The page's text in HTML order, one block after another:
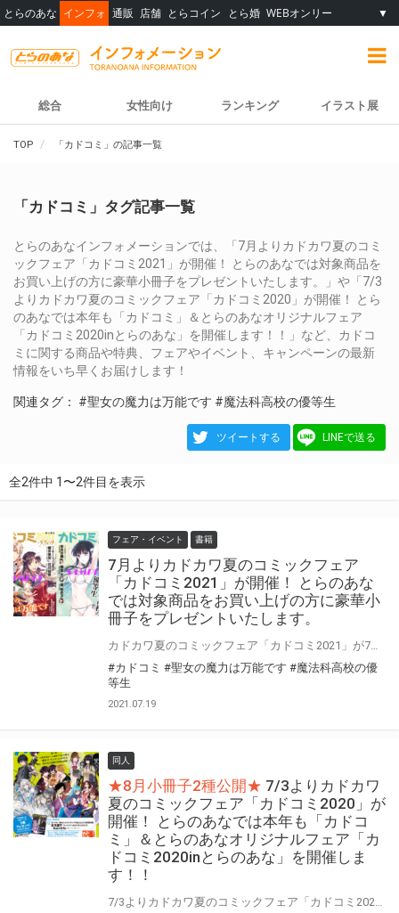
とらのあな インフォ 通販 店舗 とらコイン とら婚 WEBオンリー ▼
総合 女性向け ランキング イラスト展
TOP 「カドコミ」の記事一覧
「カドコミ」タグ記事一覧
とらのあなインフォメーションでは、「7月よりカドカワ夏のコミ
ックフェア「カドコミ2021」が開催！ とらのあなでは対象商品を
お買い上げの方に豪華小冊子をプレゼントいたします。」や「7/3
よりカドカワ夏のコミックフェア「カドコミ2020」が開催！ とら
のあなでは本年も「カドコミ」＆とらのあなオリジナルフェア
「カドコミ2020inとらのあな」を開催します！！」など、カドコ
ミに関する商品や特典、フェアやイベント、キャンペーンの最新
情報をいち早くお届けします！
関連タグ： #聖女の魔力は万能です #魔法科高校の優等生
ツイートする LINEで送る
全2件中 1〜2件目を表示
フェア・イベント 書籍
7月よりカドカワ夏のコミックフェア
「カドコミ2021」が開催！ とらのあな
では対象商品をお買い上げの方に豪華小
冊子をプレゼントいたします。
#カドコミ #聖女の魔力は万能です #魔法科高校の優
等生
2021.07.19
同人
★8月小冊子2種公開★ 7/3よりカドカワ
夏のコミックフェア「カドコミ2020」が
開催！ とらのあなでは本年も「カドコ
ミ」＆とらのあなオリジナルフェア「カ
ドコミ2020inとらのあな」を開催しま
す！！